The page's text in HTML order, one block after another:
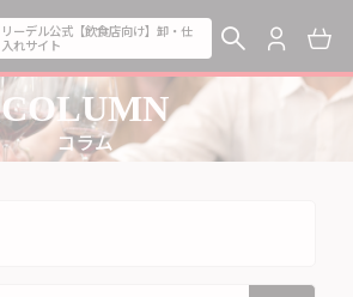
リーデル公式【飲食店向け】卸・仕
入れサイト
COLUMN
コラム